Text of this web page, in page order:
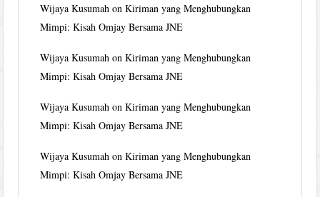
Wijaya Kusumah onKiriman yang Menghubungkan
Mimpi: Kisah Omjay Bersama JNE
Wijaya Kusumah onKiriman yang Menghubungkan
Mimpi: Kisah Omjay Bersama JNE
Wijaya Kusumah onKiriman yang Menghubungkan
Mimpi: Kisah Omjay Bersama JNE
Wijaya Kusumah onKiriman yang Menghubungkan
Mimpi: Kisah Omjay Bersama JNE